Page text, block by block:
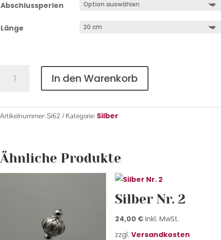
Abschlussperlen
Länge
In den Warenkorb
Artikelnummer:Si62 Kategorie: Silber
Ähnliche Produkte
Silber Nr. 2
24,00 €inkl. MwSt.
zzgl. Versandkosten